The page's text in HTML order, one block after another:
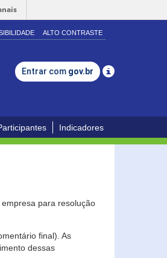
ALTO CONTRASTE
Entrar com gov.br
Indicadores
para resolução
final). As
dessas